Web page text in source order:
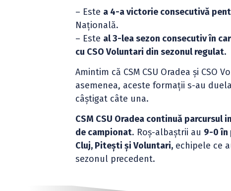
– Este a 4-a victorie consecutivă
Națională.
– Este al 3-lea sezon consecutiv în
cu CSO Voluntari din sezonul regulat.
Amintim că CSM CSU Oradea și
asemenea, aceste formații s-au
câștigat câte una.
CSM CSU Oradea continuă
de campionat. Roș-albaștrii au 9-0 în
Cluj, Pitești și Voluntari, echipele ce
sezonul precedent.